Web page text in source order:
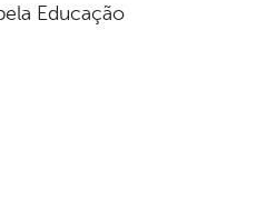
Educação